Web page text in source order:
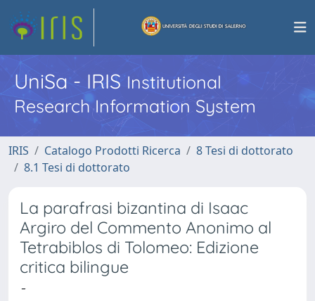
UniSa - IRISInstitutional
Research Information System
IRIS Catalogo Prodotti Ricerca
8 Tesi di dottorato
8.1 Tesi di dottorato
La parafrasi bizantina di Isaac
Argiro del Commento Anonimo al
Tetrabiblos di Tolomeo: Edizione
critica bilingue
-